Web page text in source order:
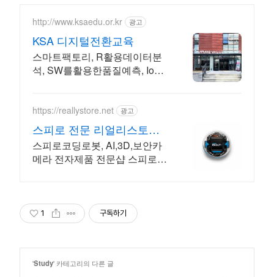
http://www.ksaedu.or.kr 광고
KSA 디지털전환교육
스마트팩토리, R활용데이터분
석, SW를활용한품질예측, IoT
https://reallystore.net 광고
스피로 전문 리얼리스토어
코딩교육을 쉽고 재밌게
스피로코딩로봇, AI,3D,보안카
메라 전자제품 전문샵 스피로볼
1 구독하기
'Study' 카테고리의 다른 글